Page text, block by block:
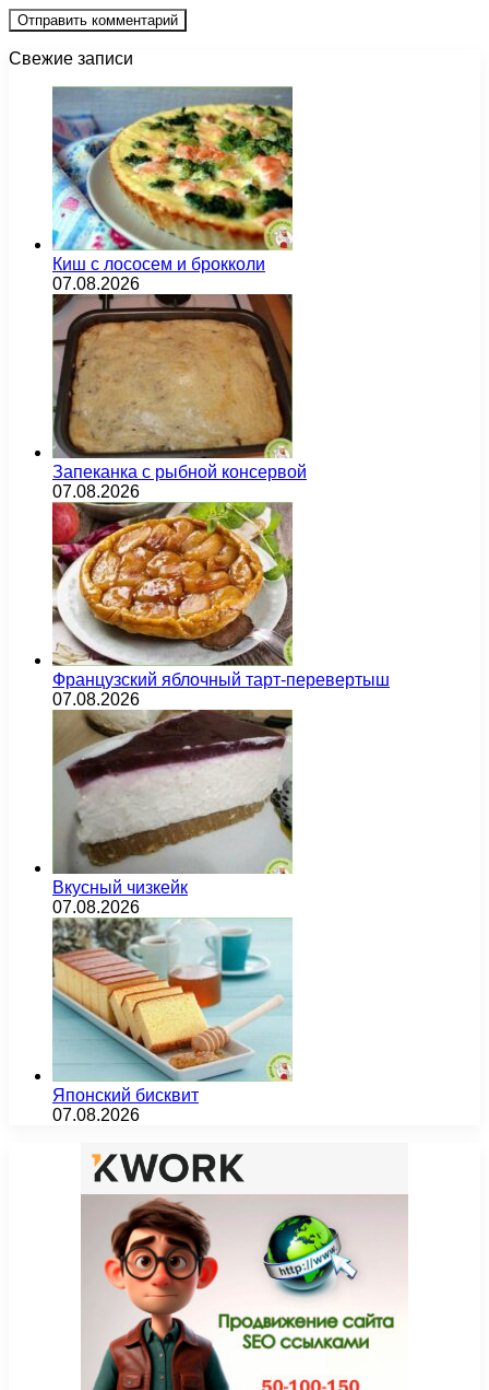
Свежие записи
Киш с лососем и брокколи
07.08.2026
Запеканка с рыбной консервой
07.08.2026
Французский яблочный тарт-перевертыш
07.08.2026
Вкусный чизкейк
07.08.2026
Японский бисквит
07.08.2026